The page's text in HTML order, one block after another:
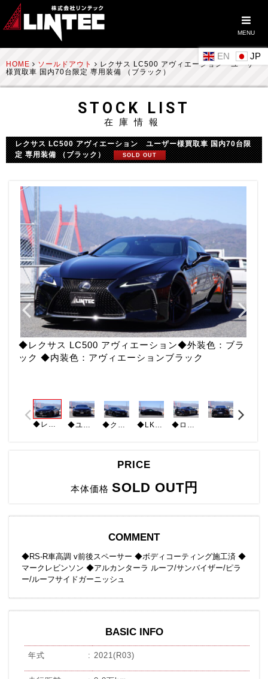
MENU
EN
HOME ソールドアウト
レクサス LC500 アヴィエーション ユーザー
様買取車 国内70台限定 専用装備 （ブラック）
STOCK LIST
在庫情報
レクサス LC500 アヴィエーション ユーザー様買取車 国内70台限
定 専用装備 （ブラック）
SOLD OUT
◆レクサス LC500 アヴィエーション◆外装色：ブラ
ック ◆内装色：アヴィエーションブラック
◆ユーザー様買取車 ◆RS-R車高調 ◆コーティング済 ◆純正21インチAW ◆ スピンドルグリル＆フレーム◆アップルカープレイ ◆クリアランスソナー ◆バックカメラ ◆マークレビンソン ◆フルLEDリアコンビネーションランプ ◆3眼フルLEDヘッドランプ/ヘッドランプクリーナー（ブラック）◆固定式CFRPリアウイング ◆LKA/PCS/BSM ◆前席パワーシート(運転席メモリ付) ◆シートヒーター ◆ベンチレーター ◆ ◆CFRPルーフ ◆禁煙車 ◆ロッカーサイドグリル（ブラック）◆スカッフプレート（ロゴ入りCFRP）◆アルカンターラシフトノブ・ステアリング ◆アルカンターラコンソールボックス・ドアトリム ◆トルセンLSD
PRICE
本体価格 SOLD OUT円
COMMENT
◆RS-R車高調 v前後スペーサー ◆ボディコーティング施工済 ◆
マークレビンソン ◆アルカンターラ ルーフ/サンバイザー/ピラ
ー/ルーフサイドガーニッシュ
BASIC INFO
年式 2021(R03)